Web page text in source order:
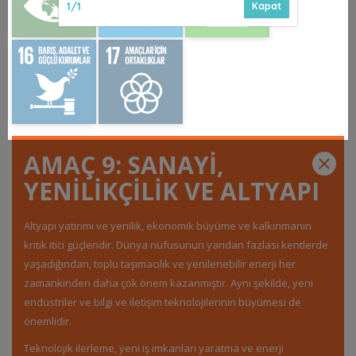
1/1 Kapat
AMAÇ 9: SANAYİ,
YENİLİKÇİLİK VE ALTYAPI
Altyapı yatırımı ve yenilik, ekonomik büyüme ve kalkınmanın
kritik itici güçleridir. Dünya nüfusunun yarıdan fazlası kentlerde
yaşadığından, toplu taşımacılık ve yenilenebilir enerji her
zamankinden daha çok önem kazanmıştır. Aynı şekilde, yeni
endüstriler ve bilgi ve iletişim teknolojilerinin büyümesi de
önemlidir.
Teknolojik ilerleme, yeni iş imkanları yaratma ve enerji